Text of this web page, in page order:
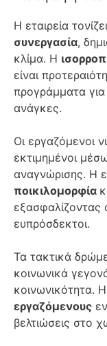
Η εταιρεία
συνεργασία,
κλίμα. Η
είναι
προγράμματα
ανάγκες.
Οι εργαζόμενοι
εκτιμημένοι
αναγνώρισης. Η
ποικιλομορφία
εξασφαλίζοντας
ευπρόσδεκτοι.
Τα τακτικά
κοινωνικά
κοινωνικότητα. Η
εργαζόμενους
βελτιώσεις στο